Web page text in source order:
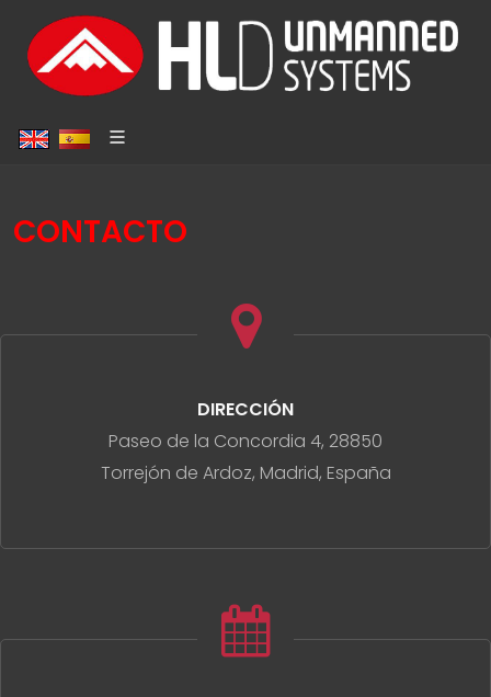
CONTACTO
DIRECCIÓN
Paseo de la Concordia 4, 28850
Torrejón de Ardoz, Madrid, España